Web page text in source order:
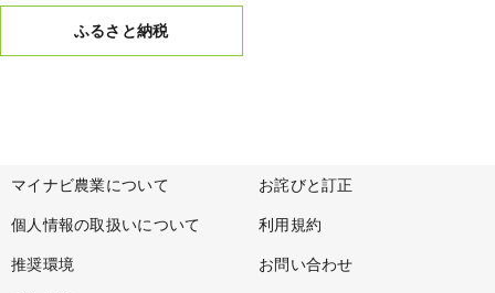
ふるさと納税
マイナビ農業について お詫びと訂正
個人情報の取扱いについて 利用規約
推奨環境 お問い合わせ